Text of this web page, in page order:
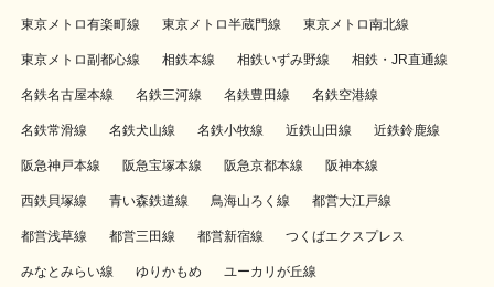
東京メトロ有楽町線 東京メトロ半蔵門線 東京メトロ南北線
東京メトロ副都心線 相鉄本線 相鉄いずみ野線 相鉄・JR直通線
名鉄名古屋本線 名鉄三河線 名鉄豊田線 名鉄空港線
名鉄常滑線 名鉄犬山線 名鉄小牧線 近鉄山田線 近鉄鈴鹿線
阪急神戸本線 阪急宝塚本線 阪急京都本線 阪神本線
西鉄貝塚線 青い森鉄道線 鳥海山ろく線 都営大江戸線
都営浅草線 都営三田線 都営新宿線 つくばエクスプレス
みなとみらい線 ゆりかもめ ユーカリが丘線